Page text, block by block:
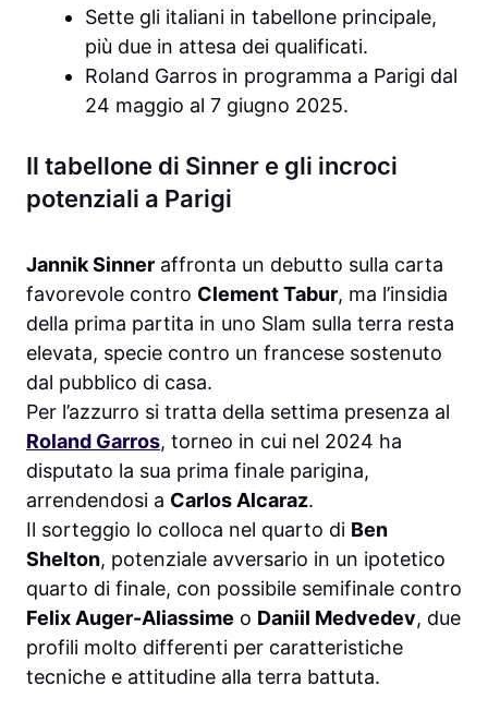
Sette gli italiani in tabellone principale,
più due in attesa dei qualificati.
Roland Garros in programma a Parigi dal
24 maggio al 7 giugno 2025.
Il tabellone di Sinner e gli incroci
potenziali a Parigi
Jannik Sinner affronta un debutto sulla carta
favorevole contro Clement Tabur, ma l’insidia
della prima partita in uno Slam sulla terra resta
elevata, specie contro un francese sostenuto
dal pubblico di casa.
Per l’azzurro si tratta della settima presenza al
Roland Garros, torneo in cui nel 2024 ha
disputato la sua prima finale parigina,
arrendendosi a Carlos Alcaraz.
Il sorteggio lo colloca nel quarto di Ben
Shelton, potenziale avversario in un ipotetico
quarto di finale, con possibile semifinale contro
Felix Auger-Aliassime o Daniil Medvedev, due
profili molto differenti per caratteristiche
tecniche e attitudine alla terra battuta.